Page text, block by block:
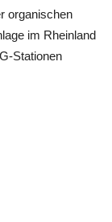
organischen
im Rheinland
Stationen